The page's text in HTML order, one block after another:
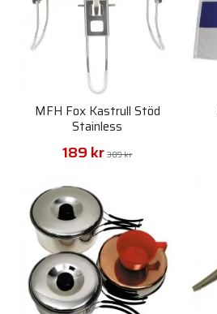
MFH Fox Kastrull Stöd
Stainless
189 kr 389 kr